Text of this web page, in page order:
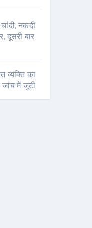
नकदी
दूसरी बार
व्यक्ति का
में जुटी